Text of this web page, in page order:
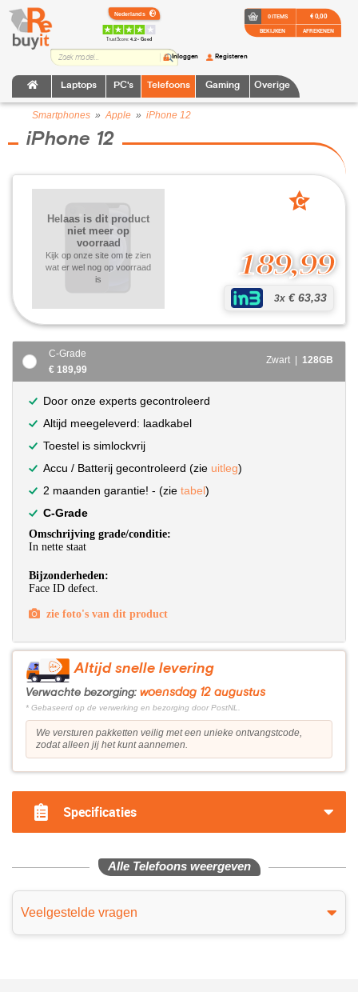
TrustScore:4.2 • Goed
Laptops PC's Telefoons Gaming Overige
Inloggen Registeren
0 ITEMS
BEKIJKEN
€ 0,00
AFREKENEN
Smartphones »Apple » iPhone 12
iPhone 12
189,99
3x € 63,33
Helaas is dit product
niet meer op
voorraad
Kijk op onze site om te zien
wat er wel nog op voorraad
is
C
C-Grade
€ 189,99
Zwart | 128GB
Door onze experts gecontroleerd
Altijd meegeleverd: laadkabel
Toestel is simlockvrij
Accu / Batterij gecontroleerd (zie uitleg)
2 maanden garantie! - (zie tabel)
C-Grade
Omschrijving grade/conditie:
In nette staat
Bijzonderheden:
Face ID defect.
zie foto's van dit product
Altijd snelle levering
Verwachte bezorging: woensdag 12 augustus
* Gebaseerd op de verwerking en bezorging door PostNL.
We versturen pakketten veilig met een unieke ontvangstcode,
zodat alleen jij het kunt aannemen.
Specificaties
Alle Telefoons weergeven
Veelgestelde vragen